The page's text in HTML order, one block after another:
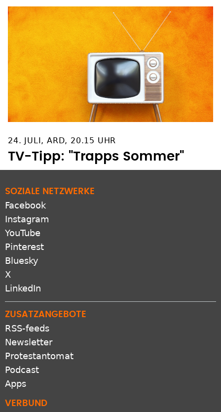
24. JULI, ARD, 20.15 UHR
TV-Tipp: "Trapps Sommer"
SOZIALE NETZWERKE
Facebook
Instagram
YouTube
Pinterest
Bluesky
X
LinkedIn
ZUSATZANGEBOTE
RSS-feeds
Newsletter
Protestantomat
Podcast
Apps
VERBUND